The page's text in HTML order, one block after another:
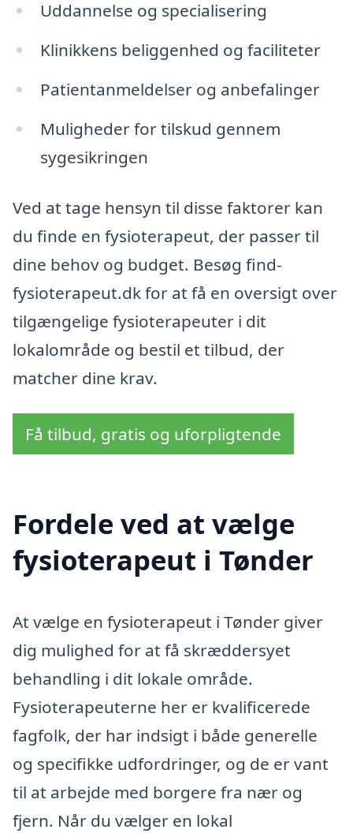
Uddannelse og specialisering
Klinikkens beliggenhed og faciliteter
Patientanmeldelser og anbefalinger
Muligheder for tilskud gennem
sygesikringen
Ved at tage hensyn til disse faktorer kan
du finde en fysioterapeut, der passer til
dine behov og budget. Besøg find-
fysioterapeut.dk for at få en oversigt over
tilgængelige fysioterapeuter i dit
lokalområde og bestil et tilbud, der
matcher dine krav.
Få tilbud, gratis og uforpligtende
Fordele ved at vælge
fysioterapeut i Tønder
At vælge en fysioterapeut i Tønder giver
dig mulighed for at få skræddersyet
behandling i dit lokale område.
Fysioterapeuterne her er kvalificerede
fagfolk, der har indsigt i både generelle
og specifikke udfordringer, og de er vant
til at arbejde med borgere fra nær og
fjern. Når du vælger en lokal